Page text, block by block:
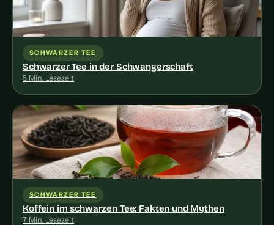
SCHWARZER TEE
Schwarzer Tee in der Schwangerschaft
5 Min. Lesezeit
SCHWARZER TEE
Koffein im schwarzen Tee: Fakten und Mythen
7 Min. Lesezeit